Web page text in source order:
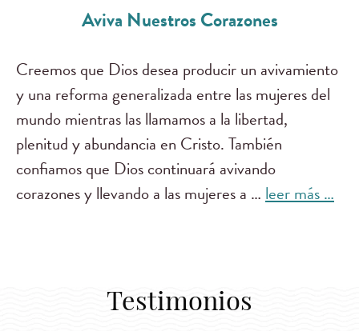
Aviva Nuestros Corazones
Creemos que Dios desea producir un avivamiento
y una reforma generalizada entre las mujeres del
mundo mientras las llamamos a la libertad,
plenitud y abundancia en Cristo. También
confiamos que Dios continuará avivando
corazones y llevando a las mujeres a …leer más …
Testimonios